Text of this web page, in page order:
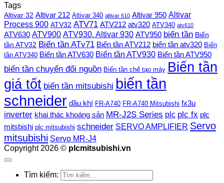
Tags
Altivar 32 Altivar 212 Altivar 340 altivar 610 Altivar 950 Altivar
Process 900 ATV32 ATV71 ATV212 atv320 ATV340 atv610
ATV630 ATV900 ATV930. Altivar 930 ATV950 biến tần Biến
tần ATV32 Biến tần ATv71 Biến tần ATV212 biến tần atv320 Biến
tần ATV340 Biến tần ATV630 Biến tần ATV930 Biến tần ATV950
biến tần chuyển đổi nguồn Biến tần chế tạo máy Biến tần
giá tốt biến tần mitsubishi biến tần
schneider dầu khí FR-A740 FR-A740 Mitsubishi fx3u
inverter khai thác khoáng sản MR-J2S Series plc plc fx plc
mitsbishi plc mitsubishi schneider SERVO AMPLIFIER Servo
mitsubishi Servo MR-J4
Copyright 2026 © plcmitsubishi.vn
Tìm kiếm: